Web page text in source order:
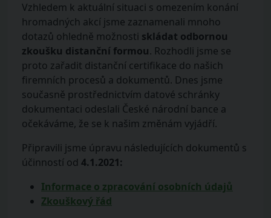
Vzhledem k aktuální situaci s omezením konání
hromadných akcí jsme zaznamenali mnoho
dotazů ohledně možnosti skládat odbornou
zkoušku distanční formou. Rozhodli jsme se
proto zařadit distanční certifikace do našich
firemních procesů a dokumentů. Dnes jsme
současně prostřednictvím datové schránky
dokumentaci odeslali České národní bance a
očekáváme, že se k našim změnám vyjádří.
Připravili jsme úpravu následujících dokumentů s
účinností od 4.1.2021:
Informace o zpracování osobních údajů
Zkouškový řád